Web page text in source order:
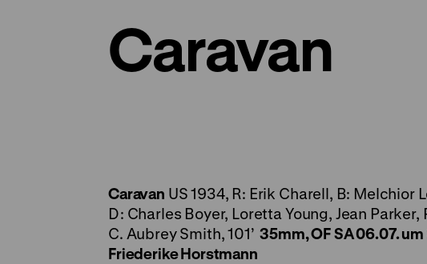
Caravan
Caravan US 1934, R: Erik Charell, B:
D: Charles Boyer, Loretta Young, Jean
C. Aubrey Smith, 101’ 35mm, OFSA 06.07.
Friederike Horstmann